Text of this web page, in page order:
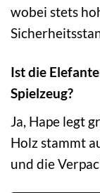
wobei stets
Ist die
Spielzeug?
Ja, Hape legt
Holz stammt
und die